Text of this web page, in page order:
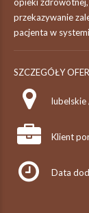
przekazywanie
pacjenta w
SZCZEGÓŁY
lubelskie
Klient
Data